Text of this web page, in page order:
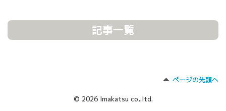
記事一覧
ページの先頭へ
© 2026 Imakatsu co,.ltd.